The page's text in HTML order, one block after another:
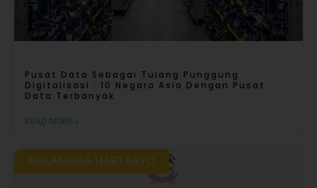
Pusat Data Sebagai Tulang Punggung
Digitalisasi : 10 Negara Asia Dengan Pusat
Data Terbanyak
READ MORE »
AIRLANGGA HARTARTO